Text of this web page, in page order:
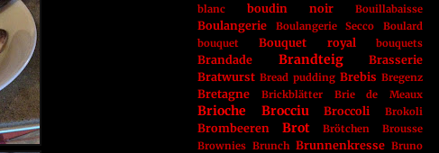
blanc
boudin noir Bouillabaisse
Boulangerie Boulangerie Secco
Boulard
bouquet
Bouquet royal bouquets
Brandade Brandteig
Brasserie
Bratwurst Bread pudding Brebis Bregenz
Bretagne Brickblätter Brie de Meaux
Brioche Brocciu Broccoli Brokoli
Brombeeren Brot Brötchen
Brousse
Brownies Brunch Brunnenkresse Bruno